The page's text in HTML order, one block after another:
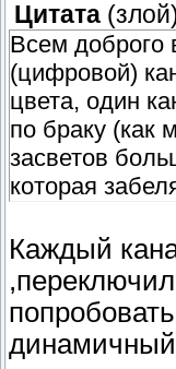
Цитата (злой
Всем доброго
(цифровой)
цвета, один
по браку (как
засветов
которая
Каждый